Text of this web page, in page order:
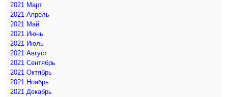
2021 Март
2021 Апрель
2021 Май
2021 Июнь
2021 Июль
2021 Август
2021 Сентябрь
2021 Октябрь
2021 Ноябрь
2021 Декабрь